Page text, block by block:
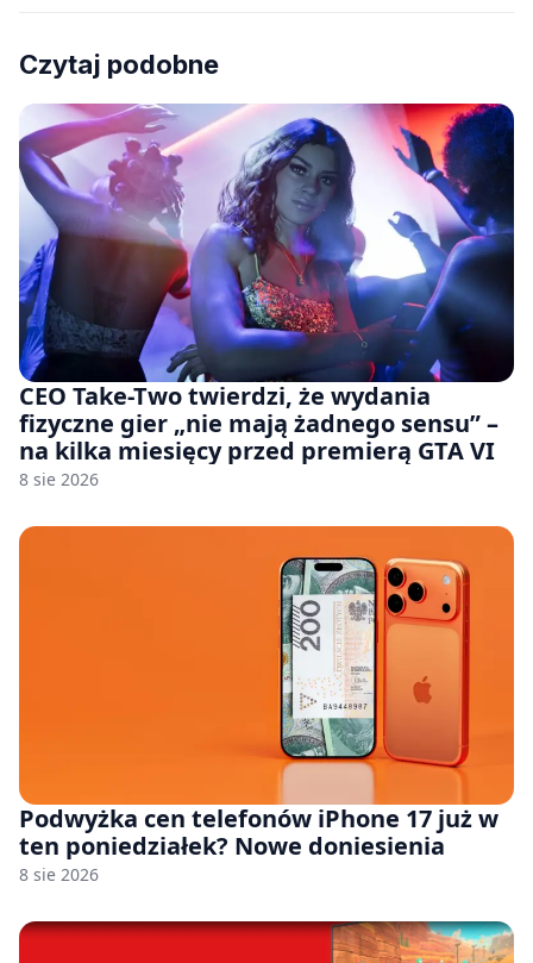
Czytaj podobne
CEO Take-Two twierdzi, że wydania
fizyczne gier „nie mają żadnego sensu” –
na kilka miesięcy przed premierą GTA VI
8 sie 2026
Podwyżka cen telefonów iPhone 17 już w
ten poniedziałek? Nowe doniesienia
8 sie 2026